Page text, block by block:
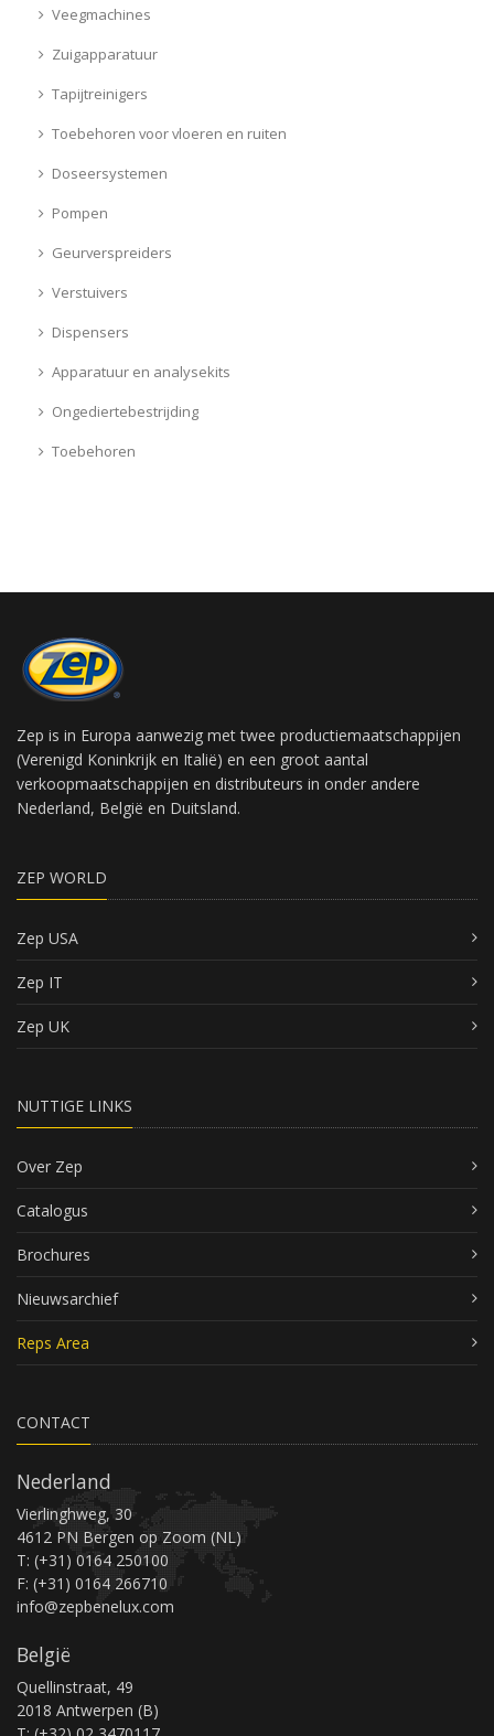
Veegmachines
Zuigapparatuur
Tapijtreinigers
Toebehoren voor vloeren en ruiten
Doseersystemen
Pompen
Geurverspreiders
Verstuivers
Dispensers
Apparatuur en analysekits
Ongediertebestrijding
Toebehoren
Zep is in Europa aanwezig met twee productiemaatschappijen
(Verenigd Koninkrijk en Italië) en een groot aantal
verkoopmaatschappijen en distributeurs in onder andere
Nederland, België en Duitsland.
ZEP WORLD
Zep USA
Zep IT
Zep UK
NUTTIGE LINKS
Over Zep
Catalogus
Brochures
Nieuwsarchief
Reps Area
CONTACT
Nederland
Vierlinghweg, 30
4612 PN Bergen op Zoom (NL)
T: (+31) 0164 250100
F: (+31) 0164 266710
info@zepbenelux.com
België
Quellinstraat, 49
2018 Antwerpen (B)